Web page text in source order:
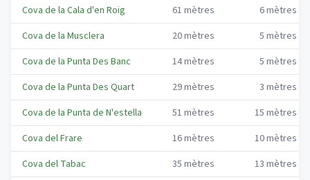
Cova de la Cala d'en Roig
61 mètres 6mètres
Cova de la Musclera
20mètres 5 mètres
Cova de la Punta Des Banc
14mètres 5 mètres
Cova de la Punta Des Quart
29mètres 3 mètres
Cova de la Punta de N'estella
51 mètres 15 mètres
Cova del Frare
16mètres 10mètres
Cova del Tabac
35 mètres 13 mètres